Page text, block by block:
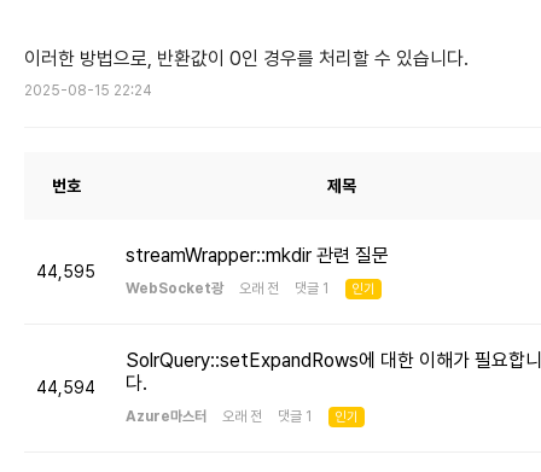
이러한 방법으로, 반환값이 0인 경우를 처리할 수 있습니다.
2025-08-15 22:24
번호 제목
44,595
streamWrapper::mkdir 관련 질문
WebSocket광 오래 전 댓글 1 인기
44,594
SolrQuery::setExpandRows에 대한 이해가 필요합니
다.
Azure마스터 오래 전 댓글 1 인기